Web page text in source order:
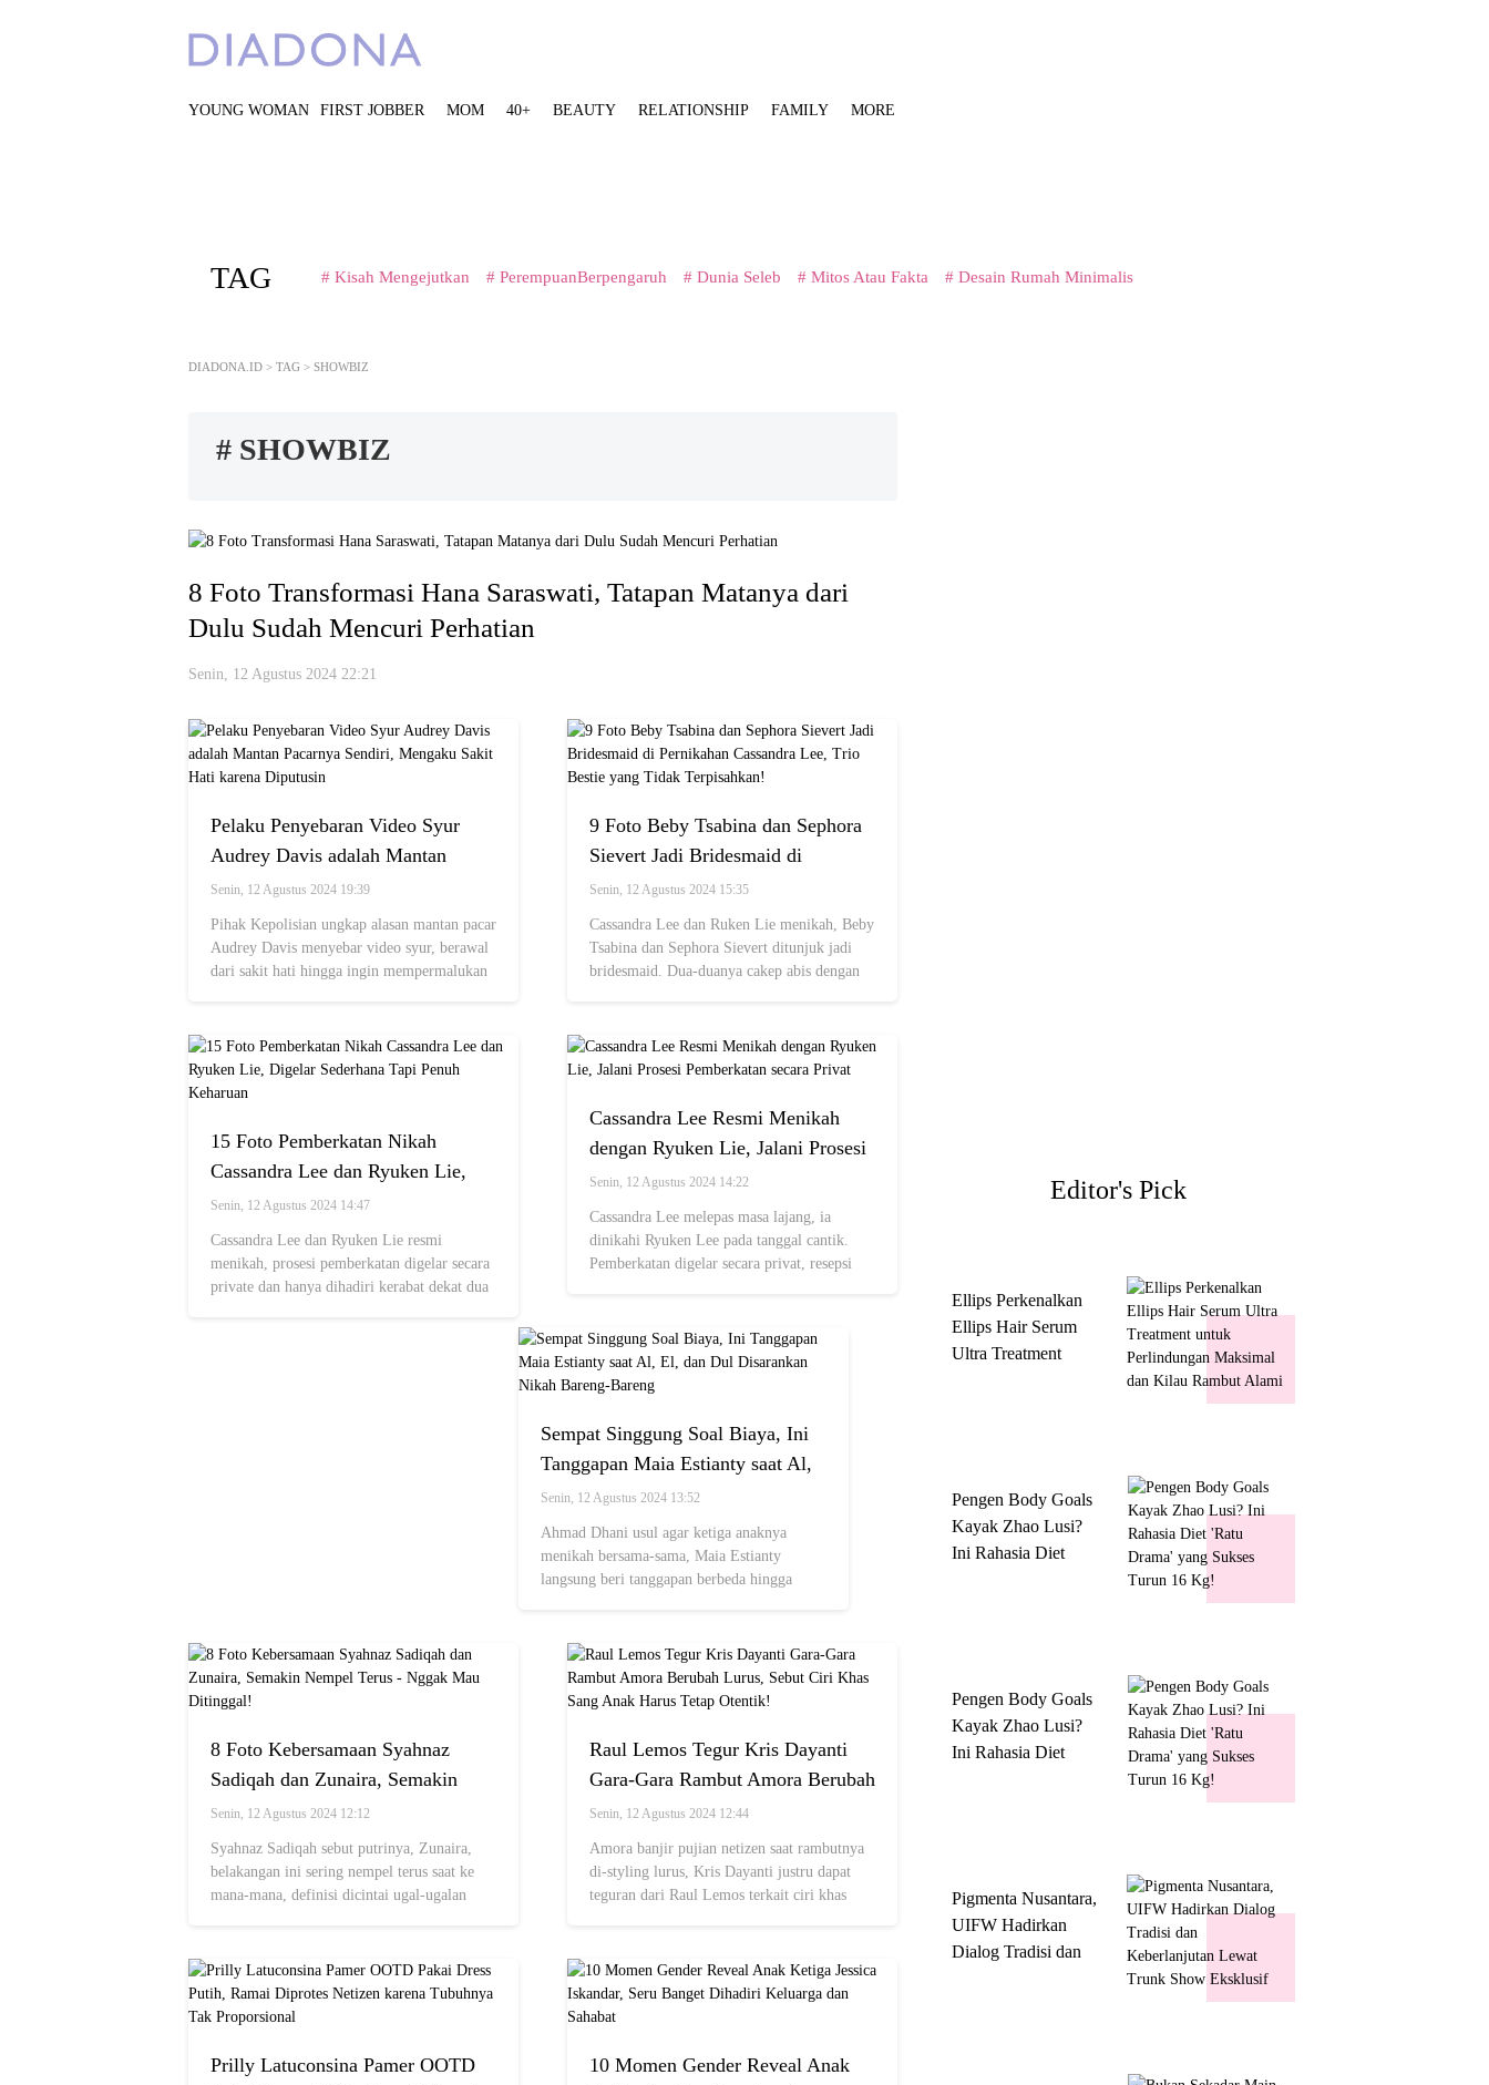
YOUNG WOMAN FIRST JOBBER MOM 40+ BEAUTY RELATIONSHIP FAMILY MORE
TAG # Kisah Mengejutkan # PerempuanBerpengaruh # Dunia Seleb # Mitos Atau Fakta # Desain Rumah Minimalis
DIADONA.ID > TAG > SHOWBIZ
# SHOWBIZ
8 Foto Transformasi Hana Saraswati, Tatapan Matanya dari
Dulu Sudah Mencuri Perhatian
Senin, 12 Agustus 2024 22:21
Pelaku Penyebaran Video Syur
Audrey Davis adalah Mantan
Pacarnya Sendiri, Mengaku Sakit
Hati karena Diputusin
Senin, 12 Agustus 2024 19:39
Pihak Kepolisian ungkap alasan mantan pacar
Audrey Davis menyebar video syur, berawal
dari sakit hati hingga ingin mempermalukan
9 Foto Beby Tsabina dan Sephora
Sievert Jadi Bridesmaid di
Pernikahan Cassandra Lee, Trio
Bestie yang Tidak Terpisahkan!
Senin, 12 Agustus 2024 15:35
Cassandra Lee dan Ruken Lie menikah, Beby
Tsabina dan Sephora Sievert ditunjuk jadi
bridesmaid. Dua-duanya cakep abis dengan
15 Foto Pemberkatan Nikah
Cassandra Lee dan Ryuken Lie,
Digelar Sederhana Tapi Penuh
Keharuan
Senin, 12 Agustus 2024 14:47
Cassandra Lee dan Ryuken Lie resmi
menikah, prosesi pemberkatan digelar secara
private dan hanya dihadiri kerabat dekat dua
Cassandra Lee Resmi Menikah
dengan Ryuken Lie, Jalani Prosesi
Pemberkatan secara Privat
Senin, 12 Agustus 2024 14:22
Cassandra Lee melepas masa lajang, ia
dinikahi Ryuken Lee pada tanggal cantik.
Pemberkatan digelar secara privat, resepsi
Sempat Singgung Soal Biaya, Ini
Tanggapan Maia Estianty saat Al,
El, dan Dul Disarankan Nikah
Bareng-Bareng
Senin, 12 Agustus 2024 13:52
Ahmad Dhani usul agar ketiga anaknya
menikah bersama-sama, Maia Estianty
langsung beri tanggapan berbeda hingga
Raul Lemos Tegur Kris Dayanti
Gara-Gara Rambut Amora Berubah
Lurus, Sebut Ciri Khas Sang Anak
Harus Tetap Otentik!
Senin, 12 Agustus 2024 12:44
Amora banjir pujian netizen saat rambutnya
di-styling lurus, Kris Dayanti justru dapat
teguran dari Raul Lemos terkait ciri khas
8 Foto Kebersamaan Syahnaz
Sadiqah dan Zunaira, Semakin
Nempel Terus - Nggak Mau
Ditinggal!
Senin, 12 Agustus 2024 12:12
Syahnaz Sadiqah sebut putrinya, Zunaira,
belakangan ini sering nempel terus saat ke
mana-mana, definisi dicintai ugal-ugalan
10 Momen Gender Reveal Anak
Prilly Latuconsina Pamer OOTD
Editor's Pick
Ellips Perkenalkan
Ellips Hair Serum
Ultra Treatment
Pengen Body Goals
Kayak Zhao Lusi?
Ini Rahasia Diet
Pengen Body Goals
Kayak Zhao Lusi?
Ini Rahasia Diet
Pigmenta Nusantara,
UIFW Hadirkan
Dialog Tradisi dan